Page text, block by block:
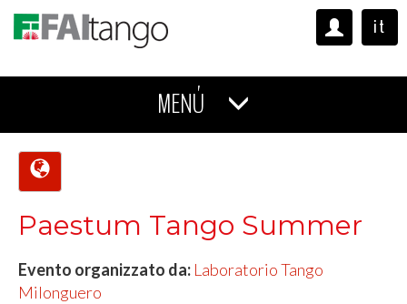
it
MENÚ
Paestum Tango Summer
Evento organizzato da: Laboratorio Tango
Milonguero